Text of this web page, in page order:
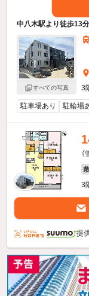
中八木駅より徒歩13
すべての写真
3
駐車場あり 駐輪場
敷
3
提